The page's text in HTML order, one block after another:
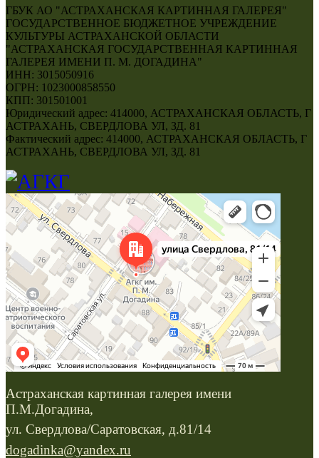
ГБУК АО "АСТРАХАНСКАЯ КАРТИННАЯ ГАЛЕРЕЯ"
ГОСУДАРСТВЕННОЕ БЮДЖЕТНОЕ УЧРЕЖДЕНИЕ
КУЛЬТУРЫ АСТРАХАНСКОЙ ОБЛАСТИ
"АСТРАХАНСКАЯ ГОСУДАРСТВЕННАЯ КАРТИННАЯ
ГАЛЕРЕЯ ИМЕНИ П. М. ДОГАДИНА"
ИНН: 3015050916
ОГРН: 1023000858550
КПП: 301501001
Юридический адрес: 414000, АСТРАХАНСКАЯ ОБЛАСТЬ, Г
АСТРАХАНЬ, СВЕРДЛОВА УЛ, ЗД. 81
Фактический адрес: 414000, АСТРАХАНСКАЯ ОБЛАСТЬ, Г
АСТРАХАНЬ, СВЕРДЛОВА УЛ, ЗД. 81
Астраханская картинная галерея имени
П.М.Догадина,
ул. Свердлова/Саратовская, д.81/14
dogadinka@yandex.ru